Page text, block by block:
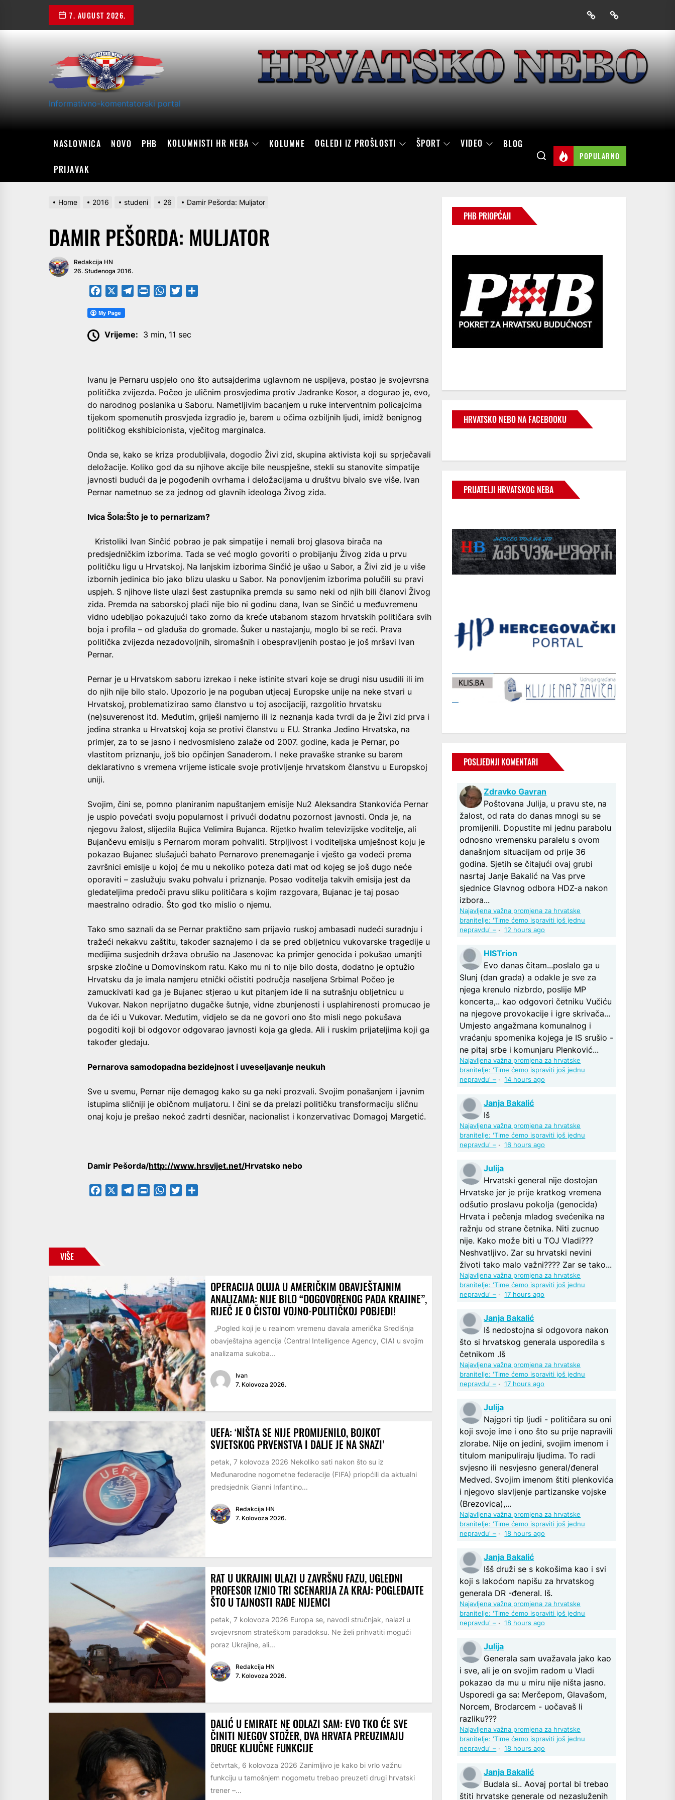
the
7. AUGUST 2026. PrijavakSkini
mobilnu
Hrvatskog
neba
Informativno-komentatorski portal
NASLOVNICA NOVO PHB KOLUMNISTI HR NEBA KOLUMNE OGLEDI IZ PROŠLOSTI ŠPORT VIDEO BLOG
PRIJAVAK
POPULARNO
Home 2016 studeni 26 Damir Pešorda: Muljator
DAMIR PEŠORDA: MULJATOR
Redakcija HN
26. Studenoga 2016.
FacebookTelegramPrintFriendly
WhatsApp
Twitter
Vrijeme: 3 min, 11 sec
Ivanu je Pernaru uspjelo ono što autsajderima uglavnom ne uspijeva, postao je svojevrsna
politička zvijezda. Počeo je uličnim prosvjedima protiv Jadranke Kosor, a dogurao je, evo,
do narodnog poslanika u Saboru. Nametljivim bacanjem u ruke interventnim policajcima
tijekom spomenutih prosvjeda izgradio je, barem u očima ozbiljnih ljudi, imidž benignog
političkog ekshibicionista, vječitog marginalca.
Onda se, kako se kriza produbljivala, dogodio Živi zid, skupina aktivista koji su sprječavali
deložacije. Koliko god da su njihove akcije bile neuspješne, stekli su stanovite simpatije
javnosti budući da je pogođenih ovrhama i deložacijama u društvu bivalo sve više. Ivan
Pernar nametnuo se za jednog od glavnih ideologa Živog zida.
Ivica Šola:Što je to pernarizam?
Kristoliki Ivan Sinčić pobrao je pak simpatije i nemali broj glasova birača na
predsjedničkim izborima. Tada se već moglo govoriti o probijanju Živog zida u prvu
političku ligu u Hrvatskoj. Na lanjskim izborima Sinčić je ušao u Sabor, a Živi zid je u više
izbornih jedinica bio jako blizu ulasku u Sabor. Na ponovljenim izborima polučili su pravi
uspjeh. S njihove liste ulazi šest zastupnika premda su samo neki od njih bili članovi Živog
zida. Premda na saborskoj plaći nije bio ni godinu dana, Ivan se Sinčić u međuvremenu
vidno udebljao pokazujući tako zorno da kreće utabanom stazom hrvatskih političara svih
boja i profila – od gladuša do gromade. Šuker u nastajanju, moglo bi se reći. Prava
politička zvijezda nezadovoljnih, siromašnih i obespravljenih postao je još mršavi Ivan
Pernar.
Pernar je u Hrvatskom saboru izrekao i neke istinite stvari koje se drugi nisu usudili ili im
do njih nije bilo stalo. Upozorio je na poguban utjecaj Europske unije na neke stvari u
Hrvatskoj, problematizirao samo članstvo u toj asocijaciji, razgolitio hrvatsku
(ne)suverenost itd. Međutim, griješi namjerno ili iz neznanja kada tvrdi da je Živi zid prva i
jedina stranka u Hrvatskoj koja se protivi članstvu u EU. Stranka Jedino Hrvatska, na
primjer, za to se jasno i nedvosmisleno zalaže od 2007. godine, kada je Pernar, po
vlastitom priznanju, još bio opčinjen Sanaderom. I neke pravaške stranke su barem
deklarativno s vremena vrijeme isticale svoje protivljenje hrvatskom članstvu u Europskoj
uniji.
Svojim, čini se, pomno planiranim napuštanjem emisije Nu2 Aleksandra Stankovića Pernar
je uspio povećati svoju popularnost i privući dodatnu pozornost javnosti. Onda je, na
njegovu žalost, slijedila Bujica Velimira Bujanca. Rijetko hvalim televizijske voditelje, ali
Bujančevu emisiju s Pernarom moram pohvaliti. Strpljivost i voditeljska umješnost koju je
pokazao Bujanec slušajući bahato Pernarovo prenemaganje i vješto ga vodeći prema
završnici emisije u kojoj će mu u nekoliko poteza dati mat od kojeg se još dugo neće
oporaviti – zaslužuju svaku pohvalu i priznanje. Posao voditelja takvih emisija jest da
gledateljima predoči pravu sliku političara s kojim razgovara, Bujanac je taj posao
maestralno odradio. Što god tko mislio o njemu.
Tako smo saznali da se Pernar praktično sam prijavio ruskoj ambasadi nudeći suradnju i
tražeći nekakvu zaštitu, također saznajemo i da se pred obljetnicu vukovarske tragedije u
medijima susjednih država obrušio na Jasenovac ka primjer genocida i pokušao umanjti
srpske zločine u Domovinskom ratu. Kako mu ni to nije bilo dosta, dodatno je optužio
Hrvatsku da je imala namjeru etnički očistiti područja naseljena Srbima! Počeo je
zamuckivati kad ga je Bujanec stjerao u kut pitanjem ide li na sutrašnju obljetnicu u
Vukovar. Nakon neprijatno dugačke šutnje, vidne zbunjenosti i usplahirenosti promucao je
da će ići u Vukovar. Međutim, vidjelo se da ne govori ono što misli nego pokušava
pogoditi koji bi odgovor odgovarao javnosti koja ga gleda. Ali i ruskim prijateljima koji ga
također gledaju.
Pernarova samodopadna bezidejnost i uveseljavanje neukuh
Sve u svemu, Pernar nije demagog kako su ga neki prozvali. Svojim ponašanjem i javnim
istupima sličniji je običnom muljatoru. I čini se da prelazi političku transformaciju sličnu
onaj koju je prešao nekoć zadrti desničar, nacionalist i konzervativac Domagoj Margetić.
Damir Pešorda/http://www.hrsvijet.net/Hrvatsko nebo
FacebookTelegramPrintFriendly
WhatsApp
Twitter
VIŠE
OPERACIJA OLUJA U AMERIČKIM OBAVJEŠTAJNIM
ANALIZAMA: NIJE BILO “DOGOVORENOG PADA KRAJINE”,
RIJEČ JE O ČISTOJ VOJNO-POLITIČKOJ POBJEDI!
„Pogled koji je u realnom vremenu davala američka Središnja
obavještajna agencija (Central Intelligence Agency, CIA) u svojim
analizama sukoba...
Ivan
7. Kolovoza 2026.
UEFA: ‘NIŠTA SE NIJE PROMIJENILO, BOJKOT
SVJETSKOG PRVENSTVA I DALJE JE NA SNAZI’
petak, 7 kolovoza 2026 Nekoliko sati nakon što su iz
Međunarodne nogometne federacije (FIFA) priopćili da aktualni
predsjednik Gianni Infantino...
Redakcija HN
7. Kolovoza 2026.
RAT U UKRAJINI ULAZI U ZAVRŠNU FAZU, UGLEDNI
PROFESOR IZNIO TRI SCENARIJA ZA KRAJ: POGLEDAJTE
ŠTO U TAJNOSTI RADE NIJEMCI
petak, 7 kolovoza 2026 Europa se, navodi stručnjak, nalazi u
svojevrsnom strateškom paradoksu. Ne želi prihvatiti mogući
poraz Ukrajine, ali...
Redakcija HN
7. Kolovoza 2026.
DALIĆ U EMIRATE NE ODLAZI SAM: EVO TKO ĆE SVE
ČINITI NJEGOV STOŽER, DVA HRVATA PREUZIMAJU
DRUGE KLJUČNE FUNKCIJE
četvrtak, 6 kolovoza 2026 Zanimljivo je kako bi vrlo važnu
funkciju u tamošnjem nogometu trebao preuzeti drugi hrvatski
trener –...
PHB PRIOPĆAJI
HRVATSKO NEBO NA FACEBOOKU
PRIJATELJI HRVATSKOG NEBA
POSLJEDNJI KOMENTARI
Zdravko Gavran
Poštovana Julija, u pravu ste, na
žalost, od rata do danas mnogi su se
promijenili. Dopustite mi jednu parabolu
odnosno vremensku paralelu s ovom
današnjom situacijam od prije 36
godina. Sjetih se čitajući ovaj grubi
nasrtaj Janje Bakalić na Vas prve
sjednice Glavnog odbora HDZ-a nakon
izbora...
Najavljena važna promjena za hrvatske
branitelje: 'Time ćemo ispraviti još jednu
nepravdu' – ·12 hours ago
HISTrion
Evo danas čitam...poslalo ga u
Slunj (dan grada) a odakle je sve za
njega krenulo nizbrdo, poslije MP
koncerta,.. kao odgovori četniku Vučiću
na njegove provokacije i igre skrivača...
Umjesto angažmana komunalnog i
vraćanju spomenika kojega je IS srušio -
ne pitaj srbe i komunjaru Plenković...
Najavljena važna promjena za hrvatske
branitelje: 'Time ćemo ispraviti još jednu
nepravdu' – ·14 hours ago
Janja Bakalić
Iš
Najavljena važna promjena za hrvatske
branitelje: 'Time ćemo ispraviti još jednu
nepravdu' – ·16 hours ago
Julija
Hrvatski general nije dostojan
Hrvatske jer je prije kratkog vremena
odšutio proslavu pokolja (genocida)
Hrvata i pečenja mladog svećenika na
ražnju od strane četnika. Niti zucnuo
nije. Kako može biti u TOJ Vladi???
Neshvatljivo. Zar su hrvatski nevini
životi tako malo važni???? Zar se tako...
Najavljena važna promjena za hrvatske
branitelje: 'Time ćemo ispraviti još jednu
nepravdu' – ·17 hours ago
Janja Bakalić
Iš nedostojna si odgovora nakon
što si hrvatskog generala usporedila s
četnikom .Iš
Najavljena važna promjena za hrvatske
branitelje: 'Time ćemo ispraviti još jednu
nepravdu' – ·17 hours ago
Julija
Najgori tip ljudi - političara su oni
koji svoje ime i ono što su prije napravili
zlorabe. Nije on jedini, svojim imenom i
titulom manipuliraju ljudima. To radi
svjesno ili nesvjesno general/đeneral
Medved. Svojim imenom štiti plenkovića
i njegovo slavljenje partizanske vojske
(Brezovica),...
Najavljena važna promjena za hrvatske
branitelje: 'Time ćemo ispraviti još jednu
nepravdu' – ·18 hours ago
Janja Bakalić
Išš druži se s kokošima kao i svi
koji s lakoćom napišu za hrvatskog
generala DR -đeneral. Iš.
Najavljena važna promjena za hrvatske
branitelje: 'Time ćemo ispraviti još jednu
nepravdu' – ·18 hours ago
Julija
Generala sam uvažavala jako kao
i sve, ali je on svojim radom u Vladi
pokazao da mu u miru nije ništa jasno.
Usporedi ga sa: Merčepom, Glavašom,
Norcem, Brodarcem - uočavaš li
razliku???
Najavljena važna promjena za hrvatske
branitelje: 'Time ćemo ispraviti još jednu
nepravdu' – ·18 hours ago
Janja Bakalić
Budala si.. Aovaj portal bi trebao
štiti hrvatske generale od nezasluženih